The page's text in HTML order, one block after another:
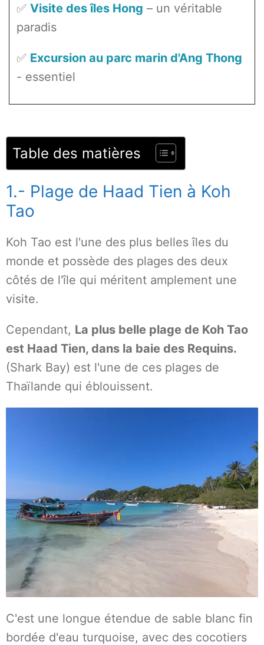
✅ Visite des îles Hong – un véritable
paradis
✅ Excursion au parc marin d'Ang Thong
- essentiel
Table des matières
1.- Plage de Haad Tien à Koh
Tao
Koh Tao est l'une des plus belles îles du
monde et possède des plages des deux
côtés de l'île qui méritent amplement une
visite.
Cependant, La plus belle plage de Koh Tao
est Haad Tien, dans la baie des Requins.
(Shark Bay) est l'une de ces plages de
Thaïlande qui éblouissent.
C'est une longue étendue de sable blanc fin
bordée d'eau turquoise, avec des cocotiers